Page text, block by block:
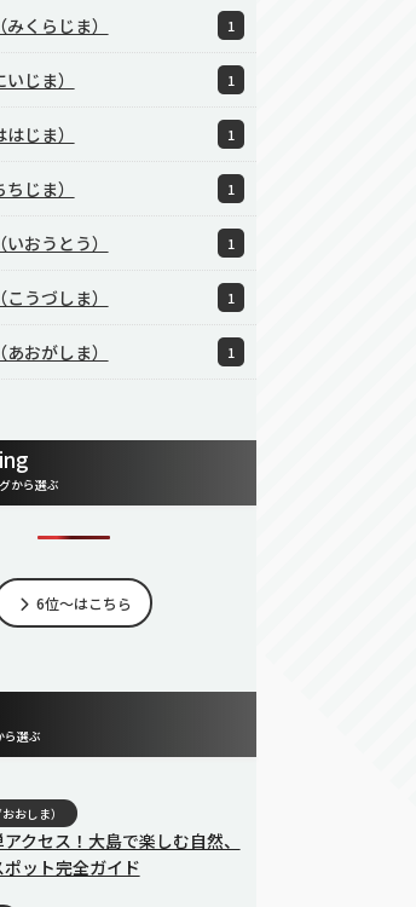
くらじま） 1
じま） 1
じま） 1
じま） 1
おうとう） 1
うづしま） 1
おがしま） 1
から選ぶ
6位～はこちら
ら選ぶ
おしま）
クセス！大島で楽しむ自然、
ット完全ガイド